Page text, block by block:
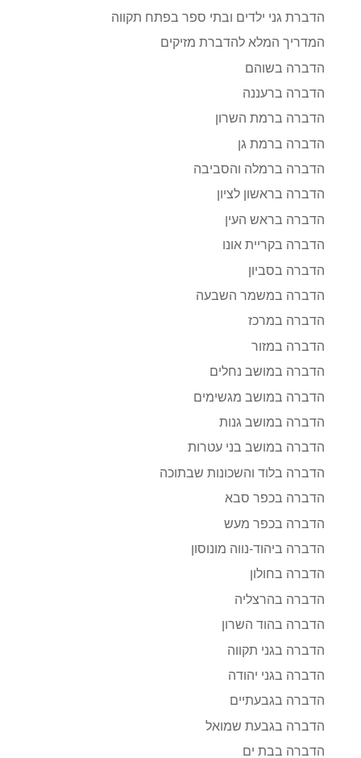
הדברת גני ילדים ובתי ספר בפתח תקווה
המדריך המלא להדברת מזיקים
הדברה בשוהם
הדברה ברעננה
הדברה ברמת השרון
הדברה ברמת גן
הדברה ברמלה והסביבה
הדברה בראשון לציון
הדברה בראש העין
הדברה בקריית אונו
הדברה בסביון
הדברה במשמר השבעה
הדברה במרכז
הדברה במזור
הדברה במושב נחלים
הדברה במושב מגשימים
הדברה במושב גנות
הדברה במושב בני עטרות
הדברה בלוד והשכונות שבתוכה
הדברה בכפר סבא
הדברה בכפר מעש
הדברה ביהוד-נווה מונוסון
הדברה בחולון
הדברה בהרצליה
הדברה בהוד השרון
הדברה בגני תקווה
הדברה בגני יהודה
הדברה בגבעתיים
הדברה בגבעת שמואל
הדברה בבת ים